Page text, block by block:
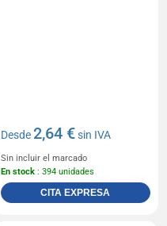
Desde2,64 €sin IVA
Sin incluir el marcado
En stock : 394 unidades
CITA EXPRESA